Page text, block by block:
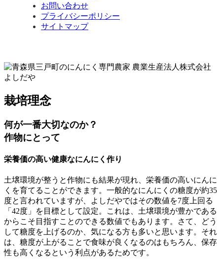
お問い合わせ
プライバシーポリシー
サイトマップ
栽培理念
何が一番大切なのか？
作物にとって
栄養価の高い健康なにんにく作り
土壌環境が整うと作物にも結果が現れ、栄養価の高いにんに
くを育てることができます。一般的なにんにくの糖度が約35
度と言われていますが、よしだやではその数値を7度上回る
「42度」を目標として設定。これは、土壌環境が豊かである
からこそ目指すことのできる数値でもあります。さて、どう
して糖度を上げるのか、気になる方も多いと思います。それ
は、糖度が上がることで食味が良くなるのはもちろん、保存
性も高くなるという利点があるためです。